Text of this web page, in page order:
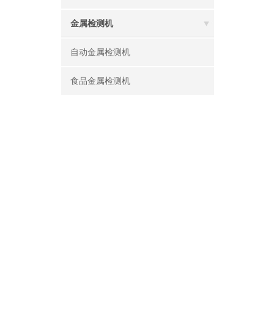
金属检测机
自动金属检测机
食品金属检测机